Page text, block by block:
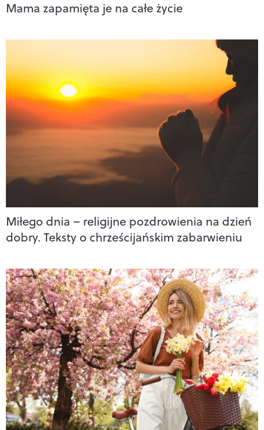
Mama zapamięta je na całe życie
Miłego dnia – religijne pozdrowienia na dzień
dobry. Teksty o chrześcijańskim zabarwieniu